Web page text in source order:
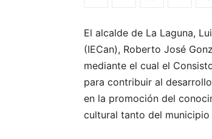
El alcalde de La Laguna,
(IECan), Roberto José
mediante el cual el
para contribuir al
en la promoción del
cultural tanto del